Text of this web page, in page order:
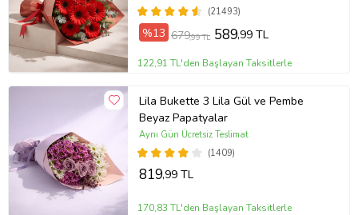
(21493)
%13 679,99 TL 589,99 TL
122,91 TL'den Başlayan Taksitlerle
Lila Bukette 3 Lila Gül ve Pembe
Beyaz Papatyalar
(1409)
Aynı Gün Ücretsiz Teslimat
819,99 TL
170,83 TL'den Başlayan Taksitlerle